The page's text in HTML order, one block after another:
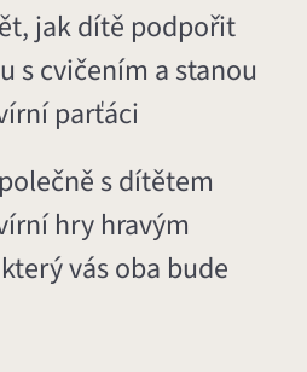
jak dítě podpořit
s cvičením a stanou
parťáci
s dítětem
hry hravým
vás oba bude